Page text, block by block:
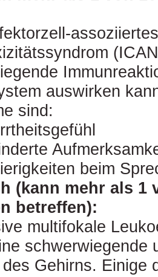
assoziiertes
auswirken
sind:
beim
(kann mehr als 1
betreffen):
multifokale
schwerwiegende
Gehirns. Einige